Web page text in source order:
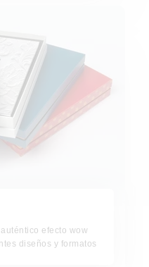
efecto wow
diseños y formatos